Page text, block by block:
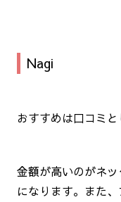
Nagi
おすすめは口コミ
金額が高いのがネ
になります。また